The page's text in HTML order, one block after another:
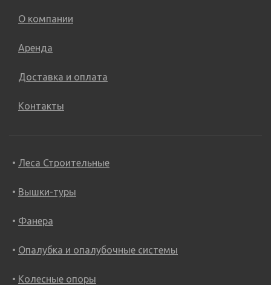
О компании
Аренда
Доставка и оплата
Контакты
Леса Строительные
Вышки-туры
Фанера
Опалубка и опалубочные системы
Колесные опоры